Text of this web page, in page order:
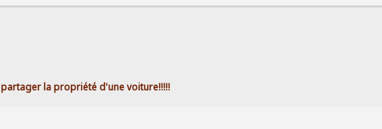
partager la propriété d'une voiture!!!!!